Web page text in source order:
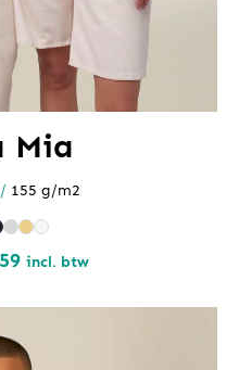
Mia
/ 155 g/m2
Prijsklasse:
€8.59
incl. btw